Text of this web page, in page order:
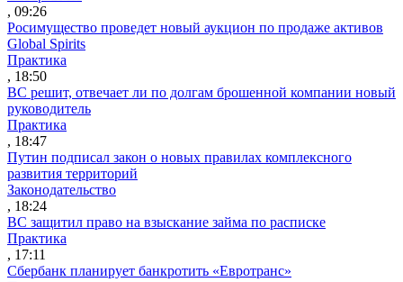
, 09:26
Росимущество проведет новый аукцион по продаже активов
Global Spirits
Практика
, 18:50
ВС решит, отвечает ли по долгам брошенной компании новый
руководитель
Практика
, 18:47
Путин подписал закон о новых правилах комплексного
развития территорий
Законодательство
, 18:24
ВС защитил право на взыскание займа по расписке
Практика
, 17:11
Сбербанк планирует банкротить «Евротранс»